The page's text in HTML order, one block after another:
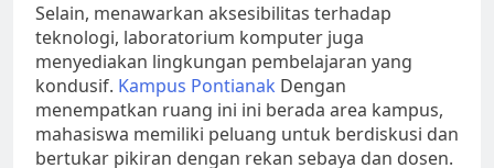
Selain, menawarkan aksesibilitas terhadap
teknologi, laboratorium komputer juga
menyediakan lingkungan pembelajaran yang
kondusif. Kampus Pontianak Dengan
menempatkan ruang ini ini berada area kampus,
mahasiswa memiliki peluang untuk berdiskusi dan
bertukar pikiran dengan rekan sebaya dan dosen.